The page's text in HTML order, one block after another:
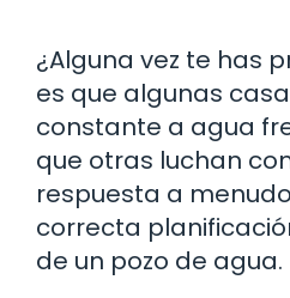
¿Alguna vez te has
es que algunas
constante a agua
que otras luchan
respuesta a
correcta
de un pozo de agua.